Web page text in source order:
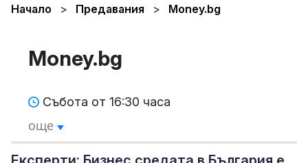
Начало Предавания Money.bg
Money.bg
Събота от 16:30 часа
още